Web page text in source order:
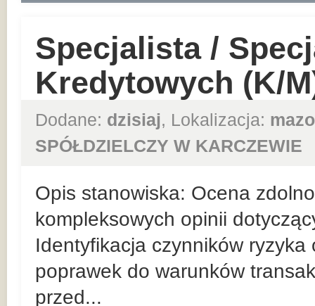
Specjalista /
Kredytowych (K/
Dodane: dzisiaj, Lokalizacja:
SPÓŁDZIELCZY W KARCZEWIE
Opis stanowiska: Ocena
kompleksowych opinii
Identyfikacja czynników
poprawek do warunków
przed...